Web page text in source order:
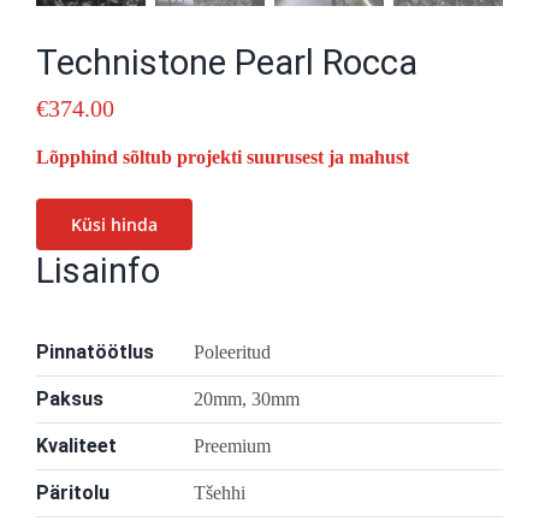
Technistone Pearl Rocca
€374.00
Lõpphind sõltub projekti suurusest ja mahust
Küsi hinda
Lisainfo
Pinnatöötlus Poleeritud
Paksus 20mm, 30mm
Kvaliteet Preemium
Päritolu Tšehhi